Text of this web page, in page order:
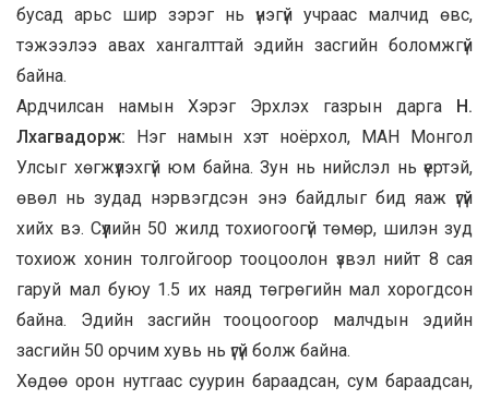
бусад арьс шир зэрэг нь үнэгүй учраас малчид өвс,
тэжээлээ авах хангалттай эдийн засгийн боломжгүй
байна.
Ардчилсан намын Хэрэг Эрхлэх газрын дарга Н.
Лхагвадорж: Нэг намын хэт ноёрхол, МАН Монгол
Улсыг хөгжүүлэхгүй юм байна. Зун нь нийслэл нь үертэй,
өвөл нь зудад нэрвэгдсэн энэ байдлыг бид яаж үгүй
хийх вэ. Сүүлийн 50 жилд тохиогоогүй төмөр, шилэн зуд
тохиож хонин толгойгоор тооцоолон үзвэл нийт 8 сая
гаруй мал буюу 1.5 их наяд төгрөгийн мал хорогдсон
байна. Эдийн засгийн тооцоогоор малчдын эдийн
засгийн 50 орчим хувь нь үгүй болж байна.
Хөдөө орон нутгаас суурин бараадсан, сум бараадсан,